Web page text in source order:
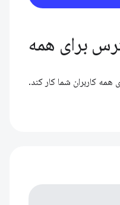
برای همه
همه کاربران شما کار کند.